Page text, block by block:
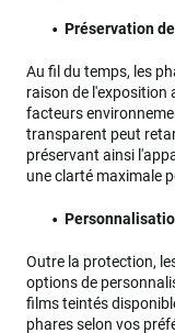
Préservation
Au fil du temps, les
raison de l'exposition
facteurs
transparent peut
préservant ainsi
une clarté maximale
Outre la protection,
options de
films teintés
phares selon vos